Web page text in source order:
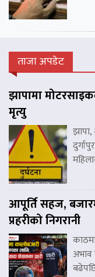
ताजा अपडेट
झापामा
मृत्यु
आपूर्ति सहज,
प्रहरीको निगरानी
अभाव